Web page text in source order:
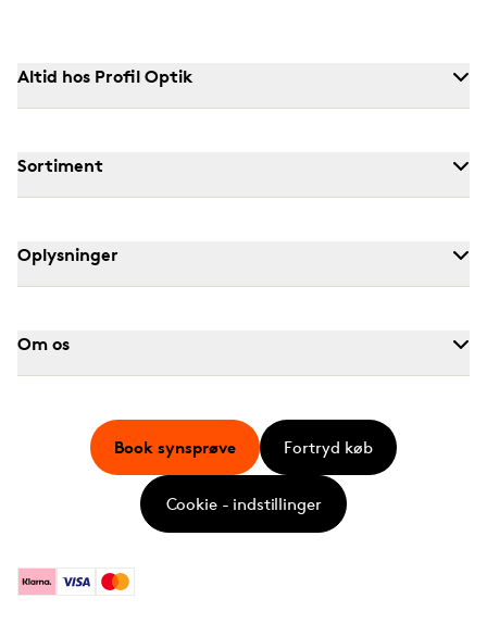
Altid hos Profil Optik
Sortiment
Oplysninger
Om os
KlarnaVisa Mastercard
Book synsprøve Fortryd køb
Cookie - indstillinger